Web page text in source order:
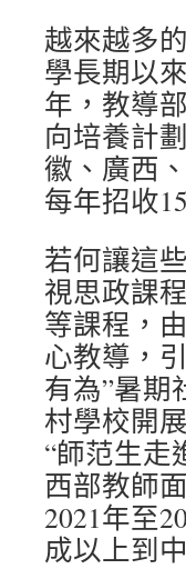
越來越多
學長期以
年，教導
向培養計
徽、廣西
每年招收
若何讓這
視思政課
等課程，
心教導，
有為”暑期
村學校開
“師范生走
西部教師
2021年至
成以上到